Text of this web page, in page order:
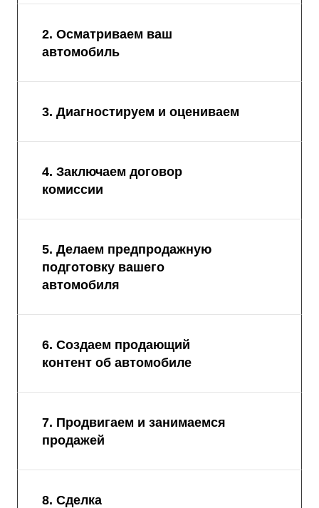
2. Осматриваем ваш
автомобиль
3. Диагностируем и оцениваем
4. Заключаем договор
комиссии
5. Делаем предпродажную
подготовку вашего
автомобиля
6. Создаем продающий
контент об автомобиле
7. Продвигаем и занимаемся
продажей
8. Сделка